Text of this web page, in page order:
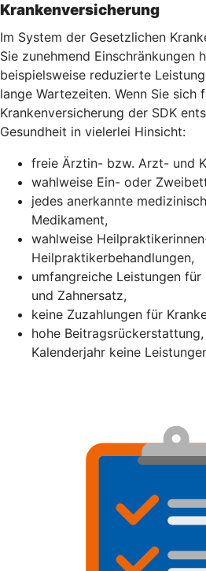
Krankenversicherung
Im System der Gesetzlichen
Sie zunehmend Einschränkungen
beispielsweise reduzierte
lange Wartezeiten. Wenn Sie sich
Krankenversicherung der SDK
Gesundheit in vielerlei Hinsicht:
freie Ärztin- bzw. Arzt- und
wahlweise Ein- oder
jedes anerkannte
Medikament,
wahlweise
Heilpraktikerbehandlungen,
umfangreiche Leistungen für
und Zahnersatz,
keine Zuzahlungen für
hohe
Kalenderjahr keine